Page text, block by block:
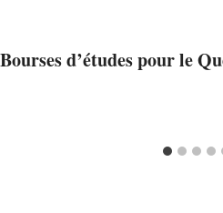
Bourses d’études pour le